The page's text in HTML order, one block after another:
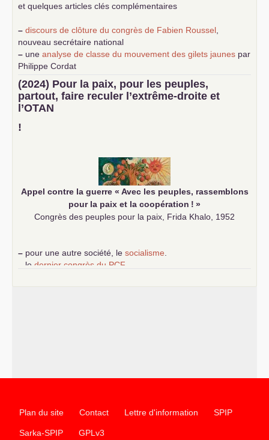
et quelques articles clés complémentaires
– discours de clôture du congrès de Fabien Roussel
nouveau secrétaire national
– une analyse de classe du mouvement des gilets jaunes par
Philippe Cordat
–
un texte de Jean-Claude Delaunay
le marxisme est la
science sociale de notre temps
–un appel proposé aux partis communistes et ouvrier
d’Europe
–
(2024) Pour la paix, pour les peuples,
partout, faire reculer l’extrême-droite et
l’OTAN
!
Appel contre la guerre « Avec les peuples, rassemblons
pour la paix et la coopération ! »
Congrès des peuples pour la paix, Frida Khalo, 1952
– pour une autre société, le socialisme
le dernier congrès du PCF
Plan du site Contact Lettre d'information SPIP
Sarka-SPIP GPLv3